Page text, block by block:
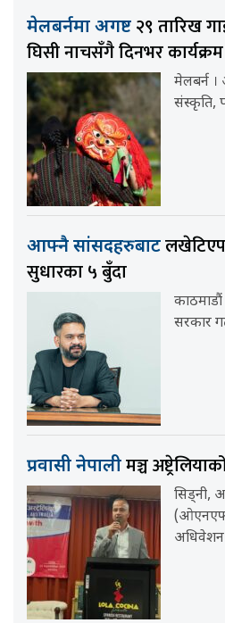
मेलबर्नमा अगष्ट २९ तारिख
घिसी नाचसँगै दिनभर कार्यक्रम
मेलबर्न ।
संस्कृति,
आफ्नै सांसदहरुबाट
सुधारका ५ बुँदा
काठमाडौं
सरकार
प्रवासी नेपालीमञ्च
सिड्नी,
(ओएनएफ)
अधिवेशन